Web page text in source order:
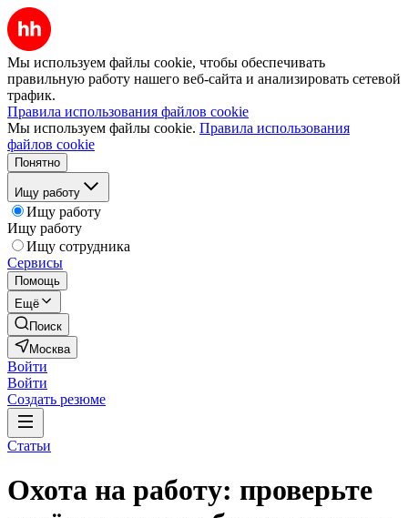
Мы используем файлы cookie, чтобы обеспечивать
правильную работу нашего веб-сайта и анализировать сетевой
трафик.
Правила использования файлов cookie
Мы используем файлы cookie. Правила использования
файлов cookie
Понятно
Ищу работу
Ищу работу
Ищу работу
Ищу сотрудника
Сервисы
Помощь
Ещё
Поиск
Москва
Войти
Войти
Создать резюме
Статьи
Охота на работу: проверьте